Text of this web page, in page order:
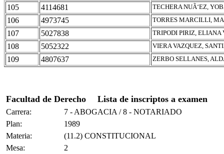
105 4114681 TECHERA NUÃ‘EZ,
106 4973745 TORRES MARCILLI,
107 5027838 TRIPODI PIRIZ, ELIANA
108 5052322 VIERA VAZQUEZ,
109 4807637 ZERBO SELLANES,
Facultad de Derecho Lista de inscriptos a examen
Carrera:
7 - ABOGACIA / 8 - NOTARIADO
Plan:
1989
Materia:
(11.2) CONSTITUCIONAL
Mesa:
2